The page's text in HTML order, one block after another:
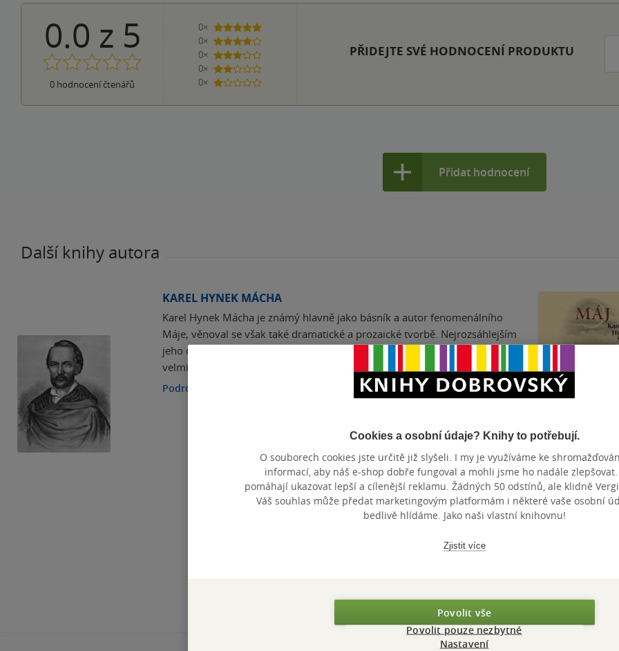
0.0 z 5
0 hodnocení čtenářů
0×
5 hvězdiček
0×
4 hvězdičky
0×
3 hvězdičky
0×
2 hvězdičky
0×
1 hvezdička
PŘIDEJTE SVÉ HODNOCENÍ PRODUKTU
Přidat hodnocení
Další knihy autora
KAREL HYNEK MÁCHA
Karel Hynek Mácha je známý hlavně jako básník a autor fenomenálního
Máje, věnoval se však také dramatické a prozaické tvorbě. Nejrozsáhlejším
jeho dílem je román Cikáni. Náš největší český romantik, který zemřel
velmi mlád.
Podrobnosti
Máj
Karel Hynek Mácha
4.0
z
Cookies a osobní údaje? Knihy to potřebují.
O souborech cookies jste určitě již slyšeli. I my je využíváme ke
informací, aby náš e-shop dobře fungoval a mohli jsme ho nadále zlepšovat.
pomáhají ukazovat lepší a cílenější reklamu. Žádných 50 odstínů, ale klidně
Váš souhlas může předat marketingovým platformám i některé vaše osobní
bedlivě hlídáme. Jako naši vlastní knihovnu!
Zjistit více
Povolit vše
Povolit pouze nezbytné
Nastavení